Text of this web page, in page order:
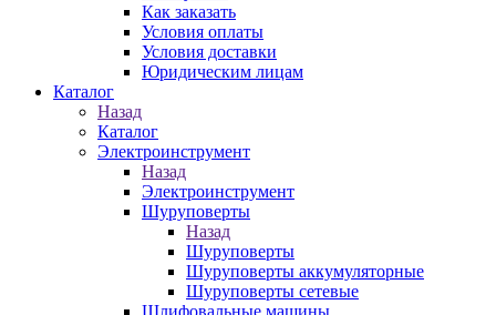
Как заказать
Условия оплаты
Условия доставки
Юридическим лицам
Каталог
Назад
Каталог
Электроинструмент
Назад
Электроинструмент
Шуруповерты
Назад
Шуруповерты
Шуруповерты аккумуляторные
Шуруповерты сетевые
Шлифовальные машины